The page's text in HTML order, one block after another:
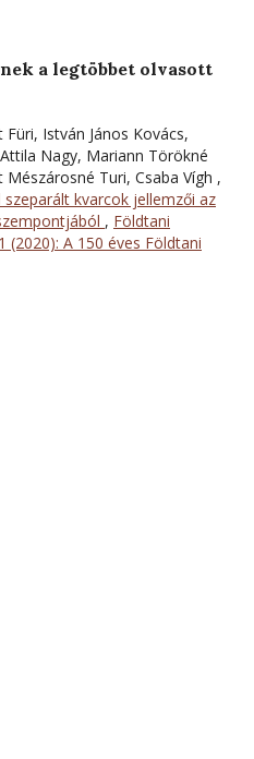
a legtöbbet olvasott
István János Kovács,
Nagy, Mariann Törökné
Mészárosné Turi, Csaba Vígh ,
kvarcok jellemzői az
, Földtani
(2020): A 150 éves Földtani